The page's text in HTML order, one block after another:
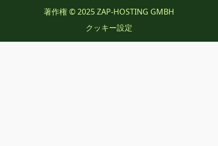
著作権 © 2025 ZAP-HOSTING GMBH
クッキー設定